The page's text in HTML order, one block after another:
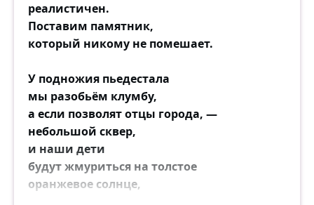
реалистичен.
Поставим памятник,
который никому не помешает.
У подножия пьедестала
мы разобьём клумбу,
а если позволят отцы города, —
небольшой сквер,
и наши дети
будут жмуриться на толстое
оранжевое солнце,